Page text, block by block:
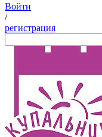
Войти
/
регистрация